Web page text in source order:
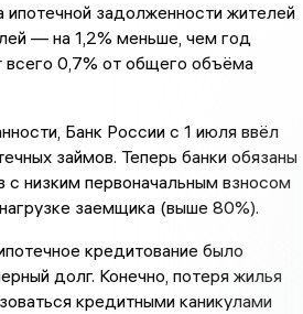
задолженности жителей
— на 1,2% меньше, чем год
0,7% от общего объёма
Банк России с 1 июля ввёл
займов. Теперь банки обязаны
низким первоначальным взносом
заемщика (выше 80%).
кредитование было
долг. Конечно, потеря жилья
кредитными каникулами